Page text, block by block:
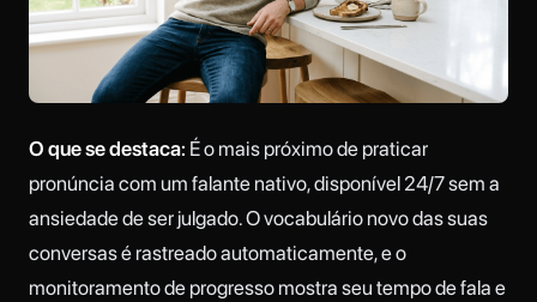
O que se destaca: É o mais próximo de praticar
pronúncia com um falante nativo, disponível 24/7 sem a
ansiedade de ser julgado. O vocabulário novo das suas
conversas é rastreado automaticamente, e o
monitoramento de progresso mostra seu tempo de fala e